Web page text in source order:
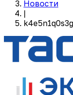
Новости
|